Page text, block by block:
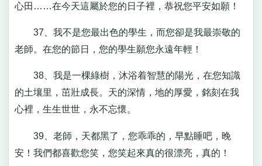
心田……在今天這屬於您的日子裡，恭祝您平安如願！
37、我不是您最出色的學生，而您卻是我最崇敬的
老師。在您的節日，您的學生願您永遠年輕！
38、我是一棵綠樹，沐浴着智慧的陽光，在您知識
的土壤里，茁壯成長。天的深情，地的厚愛，銘刻在我
心裡，生生世世，永不忘懷。
39、老師，天都黑了，您乖乖的，早點睡吧，晚
安！我們都喜歡您笑，您笑起來真的很漂亮，真的！